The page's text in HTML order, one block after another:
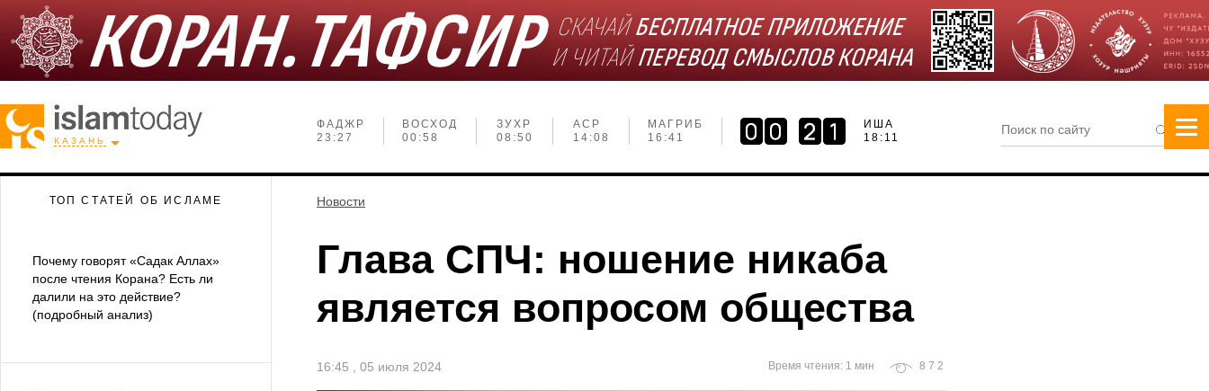
КАЗАНЬ
ФАДЖР
23:27
ВОСХОД
00:58
ЗУХР
08:50
АСР
14:08
МАГРИБ
16:41
ИША
18:11
ТОП СТАТЕЙ ОБ ИСЛАМЕ
Почему говорят «Садак Аллах»
после чтения Корана? Есть ли
далили на это действие?
(подробный анализ)
Новости
Глава СПЧ: ношение никаба
является вопросом общества
16:45 , 05 июля 2024 Время чтения: 1 мин 872